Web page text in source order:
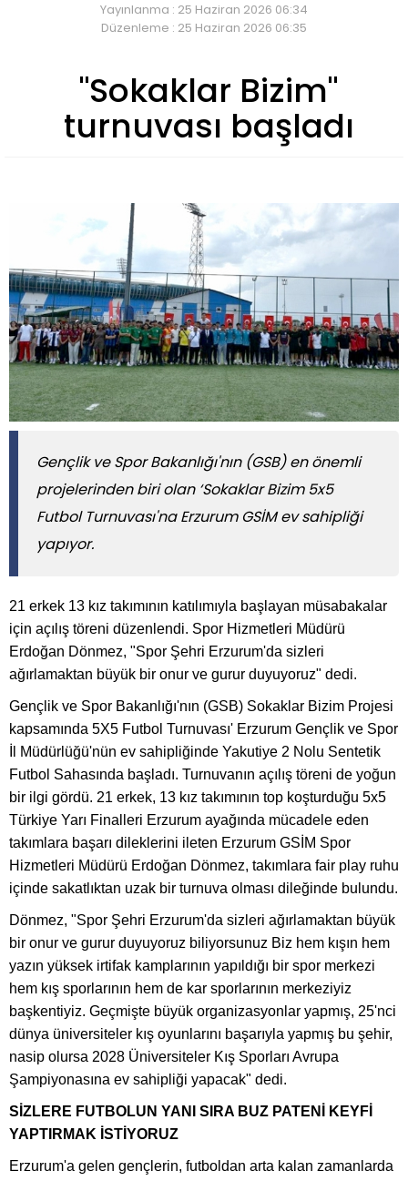
Yayınlanma : 25 Haziran 2026 06:34
Düzenleme : 25 Haziran 2026 06:35
"Sokaklar Bizim"
turnuvası başladı
Gençlik ve Spor Bakanlığı'nın (GSB) en önemli
projelerinden biri olan ‘Sokaklar Bizim 5x5
Futbol Turnuvası'na Erzurum GSİM ev sahipliği
yapıyor.
21 erkek 13 kız takımının katılımıyla başlayan müsabakalar
için açılış töreni düzenlendi. Spor Hizmetleri Müdürü
Erdoğan Dönmez, "Spor Şehri Erzurum'da sizleri
ağırlamaktan büyük bir onur ve gurur duyuyoruz" dedi.
Gençlik ve Spor Bakanlığı'nın (GSB) Sokaklar Bizim Projesi
kapsamında 5X5 Futbol Turnuvası' Erzurum Gençlik ve Spor
İl Müdürlüğü'nün ev sahipliğinde Yakutiye 2 Nolu Sentetik
Futbol Sahasında başladı. Turnuvanın açılış töreni de yoğun
bir ilgi gördü. 21 erkek, 13 kız takımının top koşturduğu 5x5
Türkiye Yarı Finalleri Erzurum ayağında mücadele eden
takımlara başarı dileklerini ileten Erzurum GSİM Spor
Hizmetleri Müdürü Erdoğan Dönmez, takımlara fair play ruhu
içinde sakatlıktan uzak bir turnuva olması dileğinde bulundu.
Dönmez, "Spor Şehri Erzurum'da sizleri ağırlamaktan büyük
bir onur ve gurur duyuyoruz biliyorsunuz Biz hem kışın hem
yazın yüksek irtifak kamplarının yapıldığı bir spor merkezi
hem kış sporlarının hem de kar sporlarının merkeziyiz
başkentiyiz. Geçmişte büyük organizasyonlar yapmış, 25'nci
dünya üniversiteler kış oyunlarını başarıyla yapmış bu şehir,
nasip olursa 2028 Üniversiteler Kış Sporları Avrupa
Şampiyonasına ev sahipliği yapacak" dedi.
SİZLERE FUTBOLUN YANI SIRA BUZ PATENİ KEYFİ
YAPTIRMAK İSTİYORUZ
Erzurum'a gelen gençlerin, futboldan arta kalan zamanlarda